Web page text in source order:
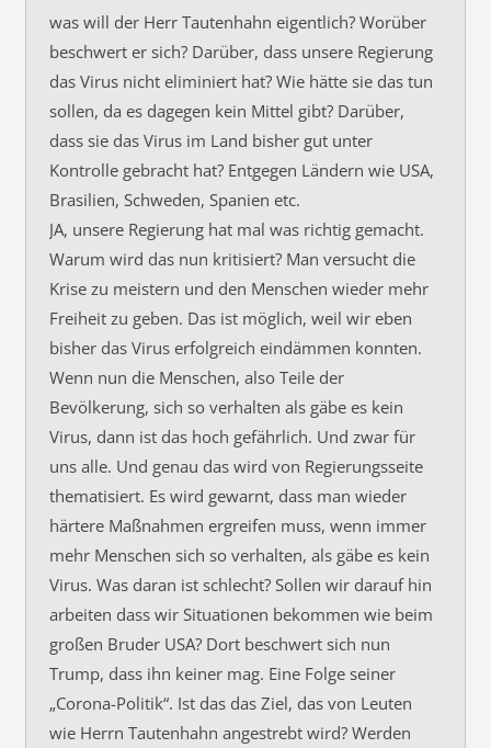
was will der Herr Tautenhahn eigentlich? Worüber
beschwert er sich? Darüber, dass unsere Regierung
das Virus nicht eliminiert hat? Wie hätte sie das tun
sollen, da es dagegen kein Mittel gibt? Darüber,
dass sie das Virus im Land bisher gut unter
Kontrolle gebracht hat? Entgegen Ländern wie USA,
Brasilien, Schweden, Spanien etc.
JA, unsere Regierung hat mal was richtig gemacht.
Warum wird das nun kritisiert? Man versucht die
Krise zu meistern und den Menschen wieder mehr
Freiheit zu geben. Das ist möglich, weil wir eben
bisher das Virus erfolgreich eindämmen konnten.
Wenn nun die Menschen, also Teile der
Bevölkerung, sich so verhalten als gäbe es kein
Virus, dann ist das hoch gefährlich. Und zwar für
uns alle. Und genau das wird von Regierungsseite
thematisiert. Es wird gewarnt, dass man wieder
härtere Maßnahmen ergreifen muss, wenn immer
mehr Menschen sich so verhalten, als gäbe es kein
Virus. Was daran ist schlecht? Sollen wir darauf hin
arbeiten dass wir Situationen bekommen wie beim
großen Bruder USA? Dort beschwert sich nun
Trump, dass ihn keiner mag. Eine Folge seiner
„Corona-Politik“. Ist das das Ziel, das von Leuten
wie Herrn Tautenhahn angestrebt wird? Werden